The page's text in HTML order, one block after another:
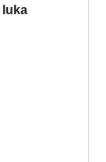
luka